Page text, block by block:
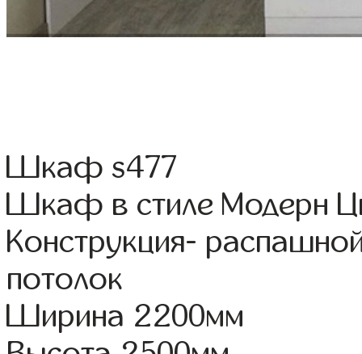
Шкаф s477
Шкаф в стиле Модерн
Конструкция-
потолок
Ширина 2200мм